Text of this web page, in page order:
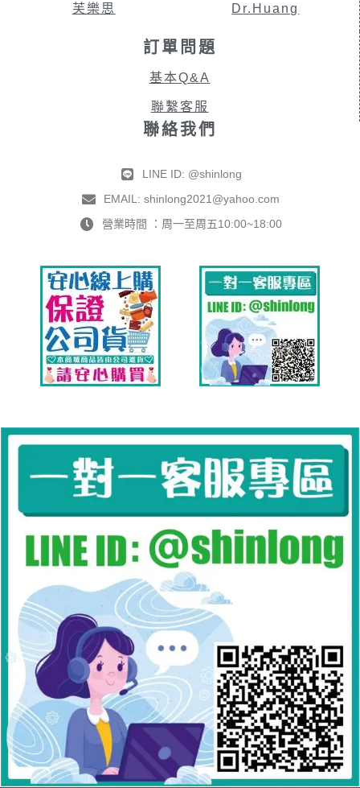
芙樂思 Dr.Huang
訂單問題
基本Q&A
聯繫客服
聯絡我們
LINE ID: @shinlong
EMAIL: shinlong2021@yahoo.com
營業時間 ：周一至周五10:00~18:00